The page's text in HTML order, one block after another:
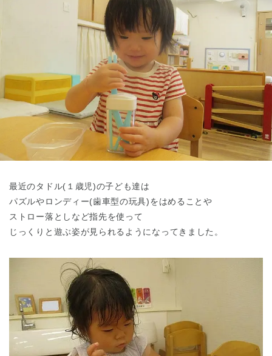
都道府県
から探す
東京都
東京都 全域
最近のタドル(１歳児)の子ども達は
パズルやロンディー(歯車型の玩具)をはめることや
ストロー落としなど指先を使って
じっくりと遊ぶ姿が見られるようになってきました。